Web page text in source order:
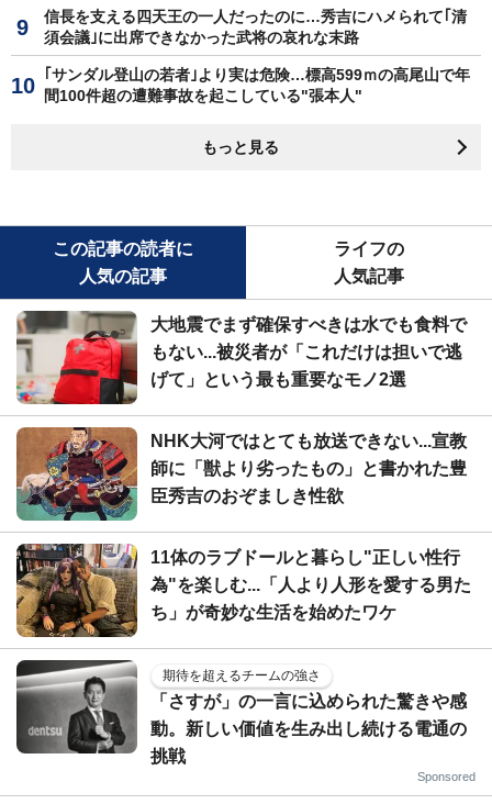
信長を支える四天王の一人だったのに…秀吉にハメられて｢清
須会議｣に出席できなかった武将の哀れな末路
｢サンダル登山の若者｣より実は危険…標高599ｍの高尾山で年
間100件超の遭難事故を起こしている"張本人"
もっと見る
この記事の読者に
人気の記事
ライフの
人気記事
大地震でまず確保すべきは水でも食料で
もない...被災者が「これだけは担いで逃
げて」という最も重要なモノ2選
NHK大河ではとても放送できない...宣教
師に「獣より劣ったもの」と書かれた豊
臣秀吉のおぞましき性欲
11体のラブドールと暮らし"正しい性行
為"を楽しむ...「人より人形を愛する男た
ち」が奇妙な生活を始めたワケ
期待を超えるチームの強さ
「さすが」の一言に込められた驚きや感
動。新しい価値を生み出し続ける電通の
挑戦
Sponsored